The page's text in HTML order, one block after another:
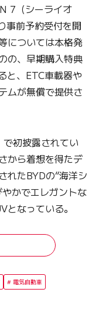
7（シーライオ
事前予約受付を開
については本格発
の、早期購入特典
と、ETC車載器や
ムが無償で提供さ
初披露されてい
から着想を得たデ
れたBYDの“海洋シ
かでエレガントな
なっている。
電気自動車